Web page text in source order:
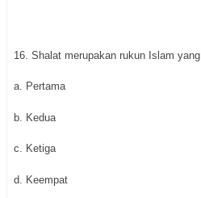
16. Shalat merupakan rukun Islam
a. Pertama
b. Kedua
c. Ketiga
d. Keempat